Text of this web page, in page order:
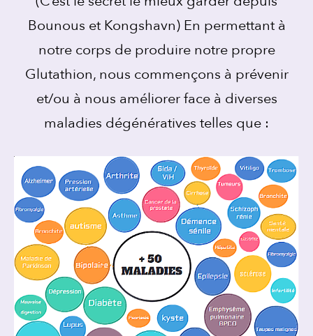
Bounous et Kongshavn) En permettant à
notre corps de produire notre propre
Glutathion, nous commençons à prévenir
et/ou à nous améliorer face à diverses
maladies dégénératives telles que :